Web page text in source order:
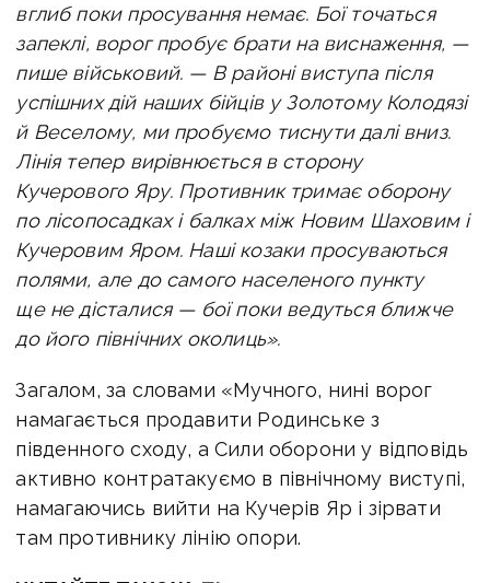
вглиб поки просування немає. Бої точаться
запеклі, ворог пробує брати на виснаження, —
пише військовий. — В районі виступа після
успішних дій наших бійців у Золотому Колодязі
й Веселому, ми пробуємо тиснути далі вниз.
Лінія тепер вирівнюється в сторону
Кучерового Яру. Противник тримає оборону
по лісопосадках і балках між Новим Шаховим і
Кучеровим Яром. Наші козаки просуваються
полями, але до самого населеного пункту
ще не дісталися — бої поки ведуться ближче
до його північних околиць».
Загалом, за словами «Мучного, нині ворог
намагається продавити Родинське з
південного сходу, а Сили оборони у відповідь
активно контратакуємо в північному виступі,
намагаючись вийти на Кучерів Яр і зірвати
там противнику лінію опори.